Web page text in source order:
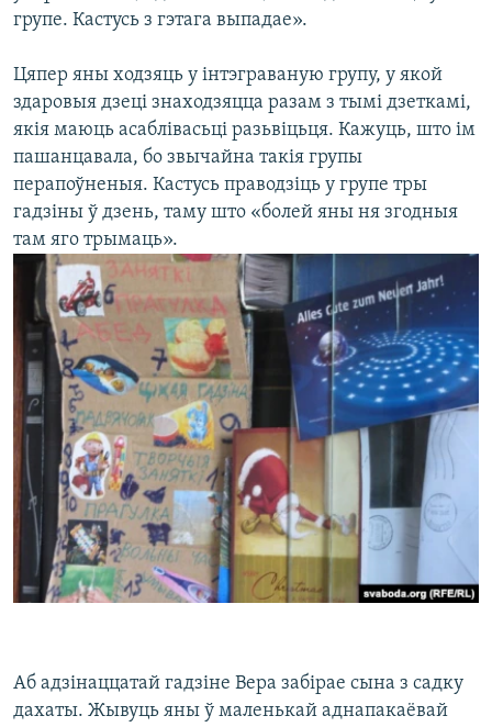
групе. Кастусь з гэтага выпадае».
Цяпер яны ходзяць у інтэграваную групу, у якой
здаровыя дзеці знаходзяцца разам з тымі дзеткамі,
якія маюць асаблівасьці разьвіцьця. Кажуць, што ім
пашанцавала, бо звычайна такія групы
перапоўненыя. Кастусь праводзіць у групе тры
гадзіны ў дзень, таму што «болей яны ня згодныя
там яго трымаць».
Аб адзінаццатай гадзіне Вера забірае сына з садку
дахаты. Жывуць яны ў маленькай аднапакаёвай